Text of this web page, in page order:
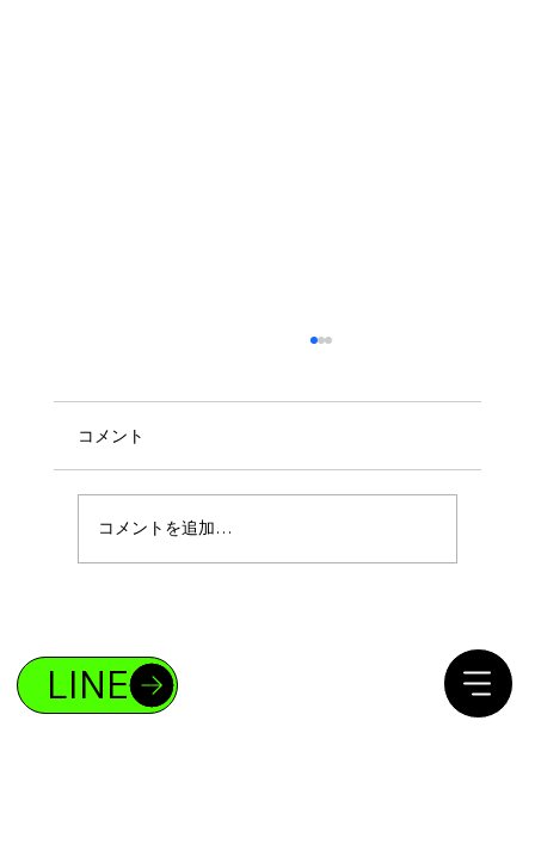
コメント
コメントを追加…
LINE